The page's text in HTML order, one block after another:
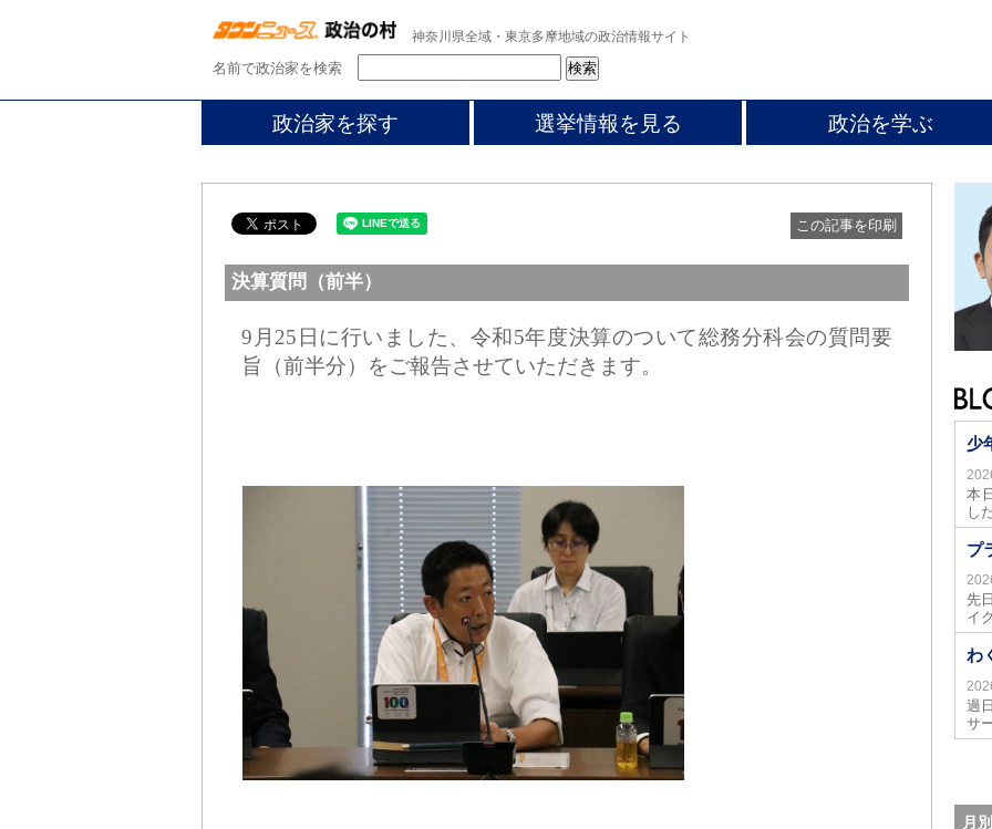
神奈川県全域・東京多摩地域の政治情報サイト
名前で政治家を検索
政治家を探す 選挙情報を見る 政治を学ぶ
この記事を印刷
決算質問（前半）
9月25日に行いました、令和5年度決算のついて総務分科会の質問要
旨（前半分）をご報告させていただきます。
少
本
し
プ
先
イ
わ
過
サ
月